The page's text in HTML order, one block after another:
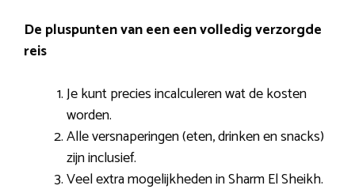
De pluspunten van een een volledig verzorgde
reis
Je kunt precies incalculeren wat de kosten
worden.
Alle versnaperingen (eten, drinken en snacks)
zijn inclusief.
Veel extra mogelijkheden in Sharm El Sheikh.